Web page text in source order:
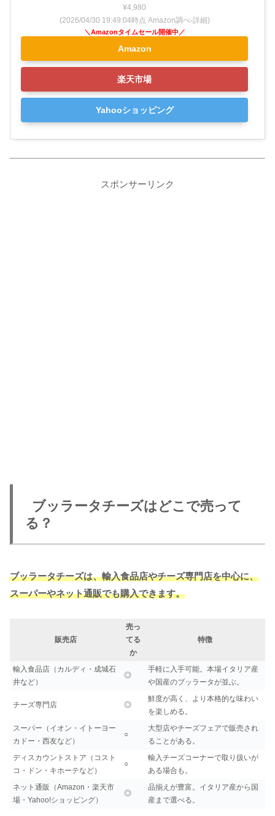
¥4,980
(2026/04/30 19:49:04時点 Amazon調べ-詳細)
Amazon
楽天市場
Yahooショッピング
スポンサーリンク
ブッラータチーズはどこで売って
る？
ブッラータチーズは、輸入食品店やチーズ専門店を中心に、
スーパーやネット通販でも購入できます。
販売店
売っ
てる
か
特徴
輸入食品店（カルディ・成城石
井など）
◎
手軽に入手可能。本場イタリア産
や国産のブッラータが並ぶ。
チーズ専門店 ◎
鮮度が高く、より本格的な味わい
を楽しめる。
スーパー（イオン・イトーヨー
カドー・西友など）
○
大型店やチーズフェアで販売され
ることがある。
ディスカウントストア（コスト
コ・ドン・キホーテなど）
○
輸入チーズコーナーで取り扱いが
ある場合も。
ネット通販（Amazon・楽天市
場・Yahoo!ショッピング）
◎
品揃えが豊富。イタリア産から国
産まで選べる。